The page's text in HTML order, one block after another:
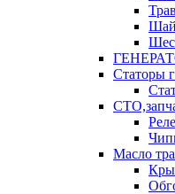
Статоры
Масло